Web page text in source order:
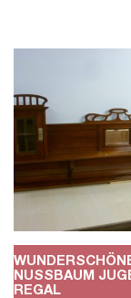
NUSSBAUM
EGAL